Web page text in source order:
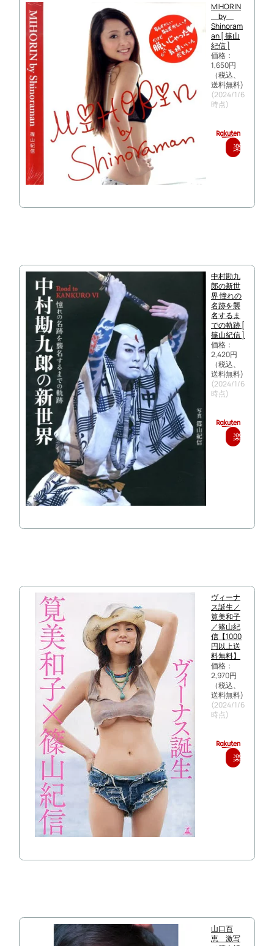
MIHORIN
by
Shinoram
an [ 篠山
紀信 ]
価格：
1,650円
（税込、
送料無料)
(2024/1/6
時点)
楽
購
中村勘九
郎の新世
界 憧れの
名跡を襲
名するま
での軌跡 [
篠山紀信 ]
価格：
2,420円
（税込、
送料無料)
(2024/1/6
時点)
楽
ヴィーナ
ス誕生／
筧美和子
／篠山紀
信【1000
円以上送
料無料】
価格：
2,970円
（税込、
送料無料)
(2024/1/6
時点)
楽
山口百
恵 激写